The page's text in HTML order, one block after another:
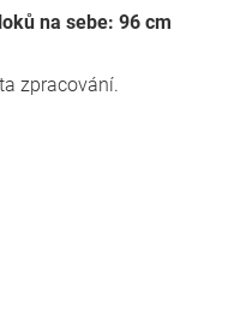
na sebe: 96 cm
zpracování.